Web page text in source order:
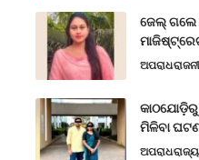
ଜେଲ୍ ଗଲେ
ଅପରାଧ
ମିଳିବା
ଅପରାଧରାଜ୍ୟ